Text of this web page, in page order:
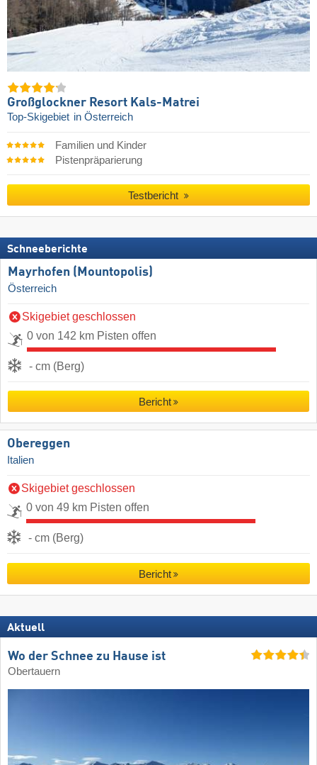
Großglockner Resort Kals-Matrei
Top-Skigebiet in Österreich
Familien und Kinder
Pistenpräparierung
Testbericht
Schneeberichte
Mayrhofen (Mountopolis)
Österreich
Skigebiet geschlossen
0 von 142 km Pisten offen
- cm (Berg)
Bericht
Obereggen
Italien
Skigebiet geschlossen
0 von 49 km Pisten offen
- cm (Berg)
Bericht
Aktuell
Wo der Schnee zu Hause ist
Obertauern